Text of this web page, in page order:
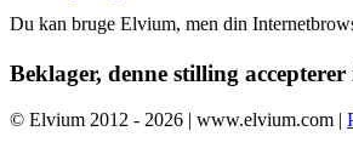
Du kan bruge Elvium, men din
Beklager, denne stilling
© Elvium 2012 - 2026 | www.elvium.com |